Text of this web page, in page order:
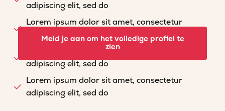
adipiscing elit, sed do
Lorem ipsum dolor sit amet, consectetur
adipiscing elit, sed do
Lorem ipsum dolor sit amet, consectetur
adipiscing elit, sed do
Lorem ipsum dolor sit amet, consectetur
adipiscing elit, sed do
Meld je aan om het volledige profiel te
zien